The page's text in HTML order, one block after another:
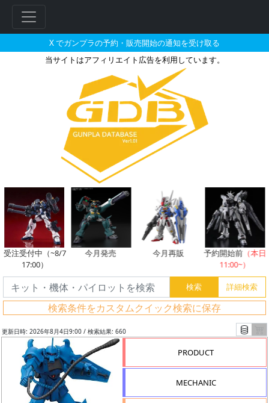
X でガンプラの予約・販売開始の通知を受け取る
当サイトはアフィリエイト広告を利用しています。
HGUC 1/144 グフとそれに関連
受注受付中（~8/7
17:00）
今月発売 今月再販 予約開始前 （本日
11:00~）
検索条件をカスタムクイック検索に保存
更新日時: 2026年8月4日9:00 / 検索結果: 660
PRODUCT
MECHANIC